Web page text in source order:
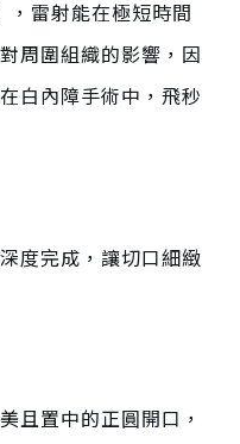
雷射能在極短時間
周圍組織的影響，因
在白內障手術中，飛秒
度完成，讓切口細緻
且置中的正圓開口，